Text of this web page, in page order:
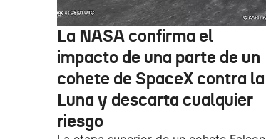
La NASA confirma el
impacto de una parte de un
cohete de SpaceX contra la
Luna y descarta cualquier
riesgo